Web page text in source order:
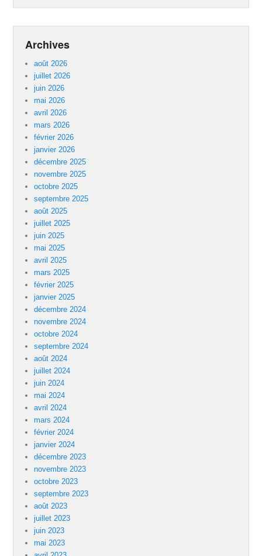
Archives
août 2026
juillet 2026
juin 2026
mai 2026
avril 2026
mars 2026
février 2026
janvier 2026
décembre 2025
novembre 2025
octobre 2025
septembre 2025
août 2025
juillet 2025
juin 2025
mai 2025
avril 2025
mars 2025
février 2025
janvier 2025
décembre 2024
novembre 2024
octobre 2024
septembre 2024
août 2024
juillet 2024
juin 2024
mai 2024
avril 2024
mars 2024
février 2024
janvier 2024
décembre 2023
novembre 2023
octobre 2023
septembre 2023
août 2023
juillet 2023
juin 2023
mai 2023